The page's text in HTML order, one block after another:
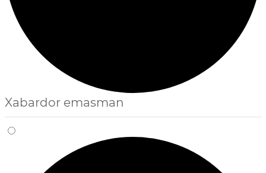
Xabardor emasman